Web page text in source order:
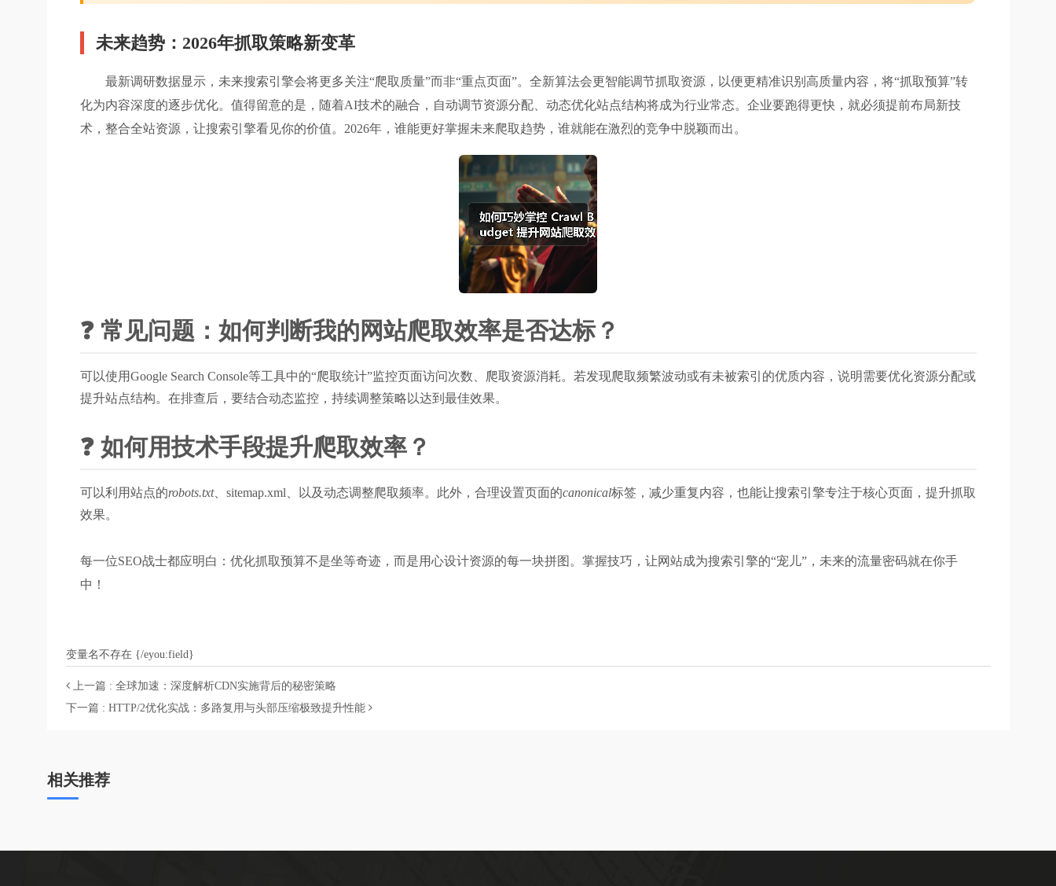
未来趋势：2026年抓取策略新变革
最新调研数据显示，未来搜索引擎会将更多关注“爬取质量”而非“重点页面”。全新算法会更智能调节抓取资源，以便更精准识别高质量内容，将“抓取预算”转
化为内容深度的逐步优化。值得留意的是，随着AI技术的融合，自动调节资源分配、动态优化站点结构将成为行业常态。企业要跑得更快，就必须提前布局新技
术，整合全站资源，让搜索引擎看见你的价值。2026年，谁能更好掌握未来爬取趋势，谁就能在激烈的竞争中脱颖而出。
❓ 常见问题：如何判断我的网站爬取效率是否达标？
可以使用Google Search Console等工具中的“爬取统计”监控页面访问次数、爬取资源消耗。若发现爬取频繁波动或有未被索引的优质内容，说明需要优化资源分配或
提升站点结构。在排查后，要结合动态监控，持续调整策略以达到最佳效果。
❓ 如何用技术手段提升爬取效率？
可以利用站点的robots.txt、sitemap.xml、以及动态调整爬取频率。此外，合理设置页面的canonical标签，减少重复内容，也能让搜索引擎专注于核心页面，提升抓取
效果。
每一位SEO战士都应明白：优化抓取预算不是坐等奇迹，而是用心设计资源的每一块拼图。掌握技巧，让网站成为搜索引擎的“宠儿”，未来的流量密码就在你手
中！
变量名不存在 {/eyou:field}
上一篇 : 全球加速：深度解析CDN实施背后的秘密策略
下一篇 : HTTP/2优化实战：多路复用与头部压缩极致提升性能
相关推荐